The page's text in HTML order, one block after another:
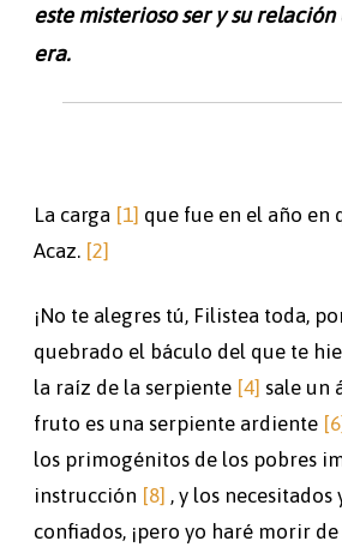
este misterioso ser y su
era.
La carga [1] que fue en el año en
Acaz. [2]
¡No te alegres tú, Filistea toda,
quebrado el báculo del que te
la raíz de la serpiente [4] sale un
fruto es una serpiente ardiente
los primogénitos de los pobres
instrucción [8] , y los necesitados
confiados, ¡pero yo haré morir